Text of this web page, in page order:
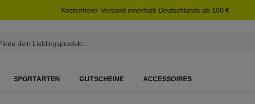
Kostenfreier Versand innerhalb Deutschlands ab 100 €
SPORTARTEN GUTSCHEINE ACCESSOIRES